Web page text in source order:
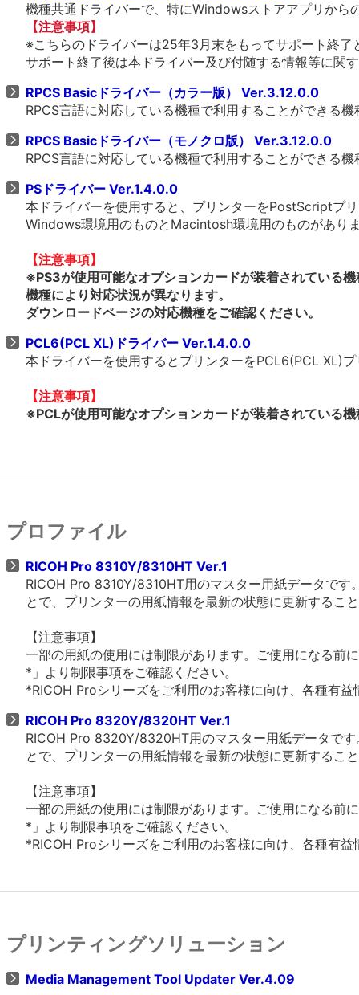
機種共通ドライバーで、特にWindowsストアアプリから
【注意事項】
※こちらのドライバーは25年3月末をもってサポート終了
サポート終了後は本ドライバー及び付随する情報等に関
RPCS Basicドライバー（カラー版） Ver.3.12.0.0
RPCS言語に対応している機種で利用することができる
RPCS Basicドライバー（モノクロ版） Ver.3.12.0.0
RPCS言語に対応している機種で利用することができる
PSドライバー Ver.1.4.0.0
本ドライバーを使用すると、プリンターをPostScriptプ
Windows環境用のものとMacintosh環境用のものがあり
【注意事項】
※PS3が使用可能なオプションカードが装着されている
機種により対応状況が異なります。
ダウンロードページの対応機種をご確認ください。
PCL6(PCL XL)ドライバー Ver.1.4.0.0
本ドライバーを使用するとプリンターをPCL6(PCL XL)
【注意事項】
※PCLが使用可能なオプションカードが装着されている
プロファイル
RICOH Pro 8310Y/8310HT Ver.1
RICOH Pro 8310Y/8310HT用のマスター用紙データで
とで、プリンターの用紙情報を最新の状態に更新するこ
【注意事項】
一部の用紙の使用には制限があります。ご使用になる前
*」より制限事項をご確認ください。
*RICOH Proシリーズをご利用のお客様に向け、各種有
RICOH Pro 8320Y/8320HT Ver.1
RICOH Pro 8320Y/8320HT用のマスター用紙データで
とで、プリンターの用紙情報を最新の状態に更新するこ
【注意事項】
一部の用紙の使用には制限があります。ご使用になる前
*」より制限事項をご確認ください。
*RICOH Proシリーズをご利用のお客様に向け、各種有
プリンティングソリューション
Media Management Tool Updater Ver.4.09